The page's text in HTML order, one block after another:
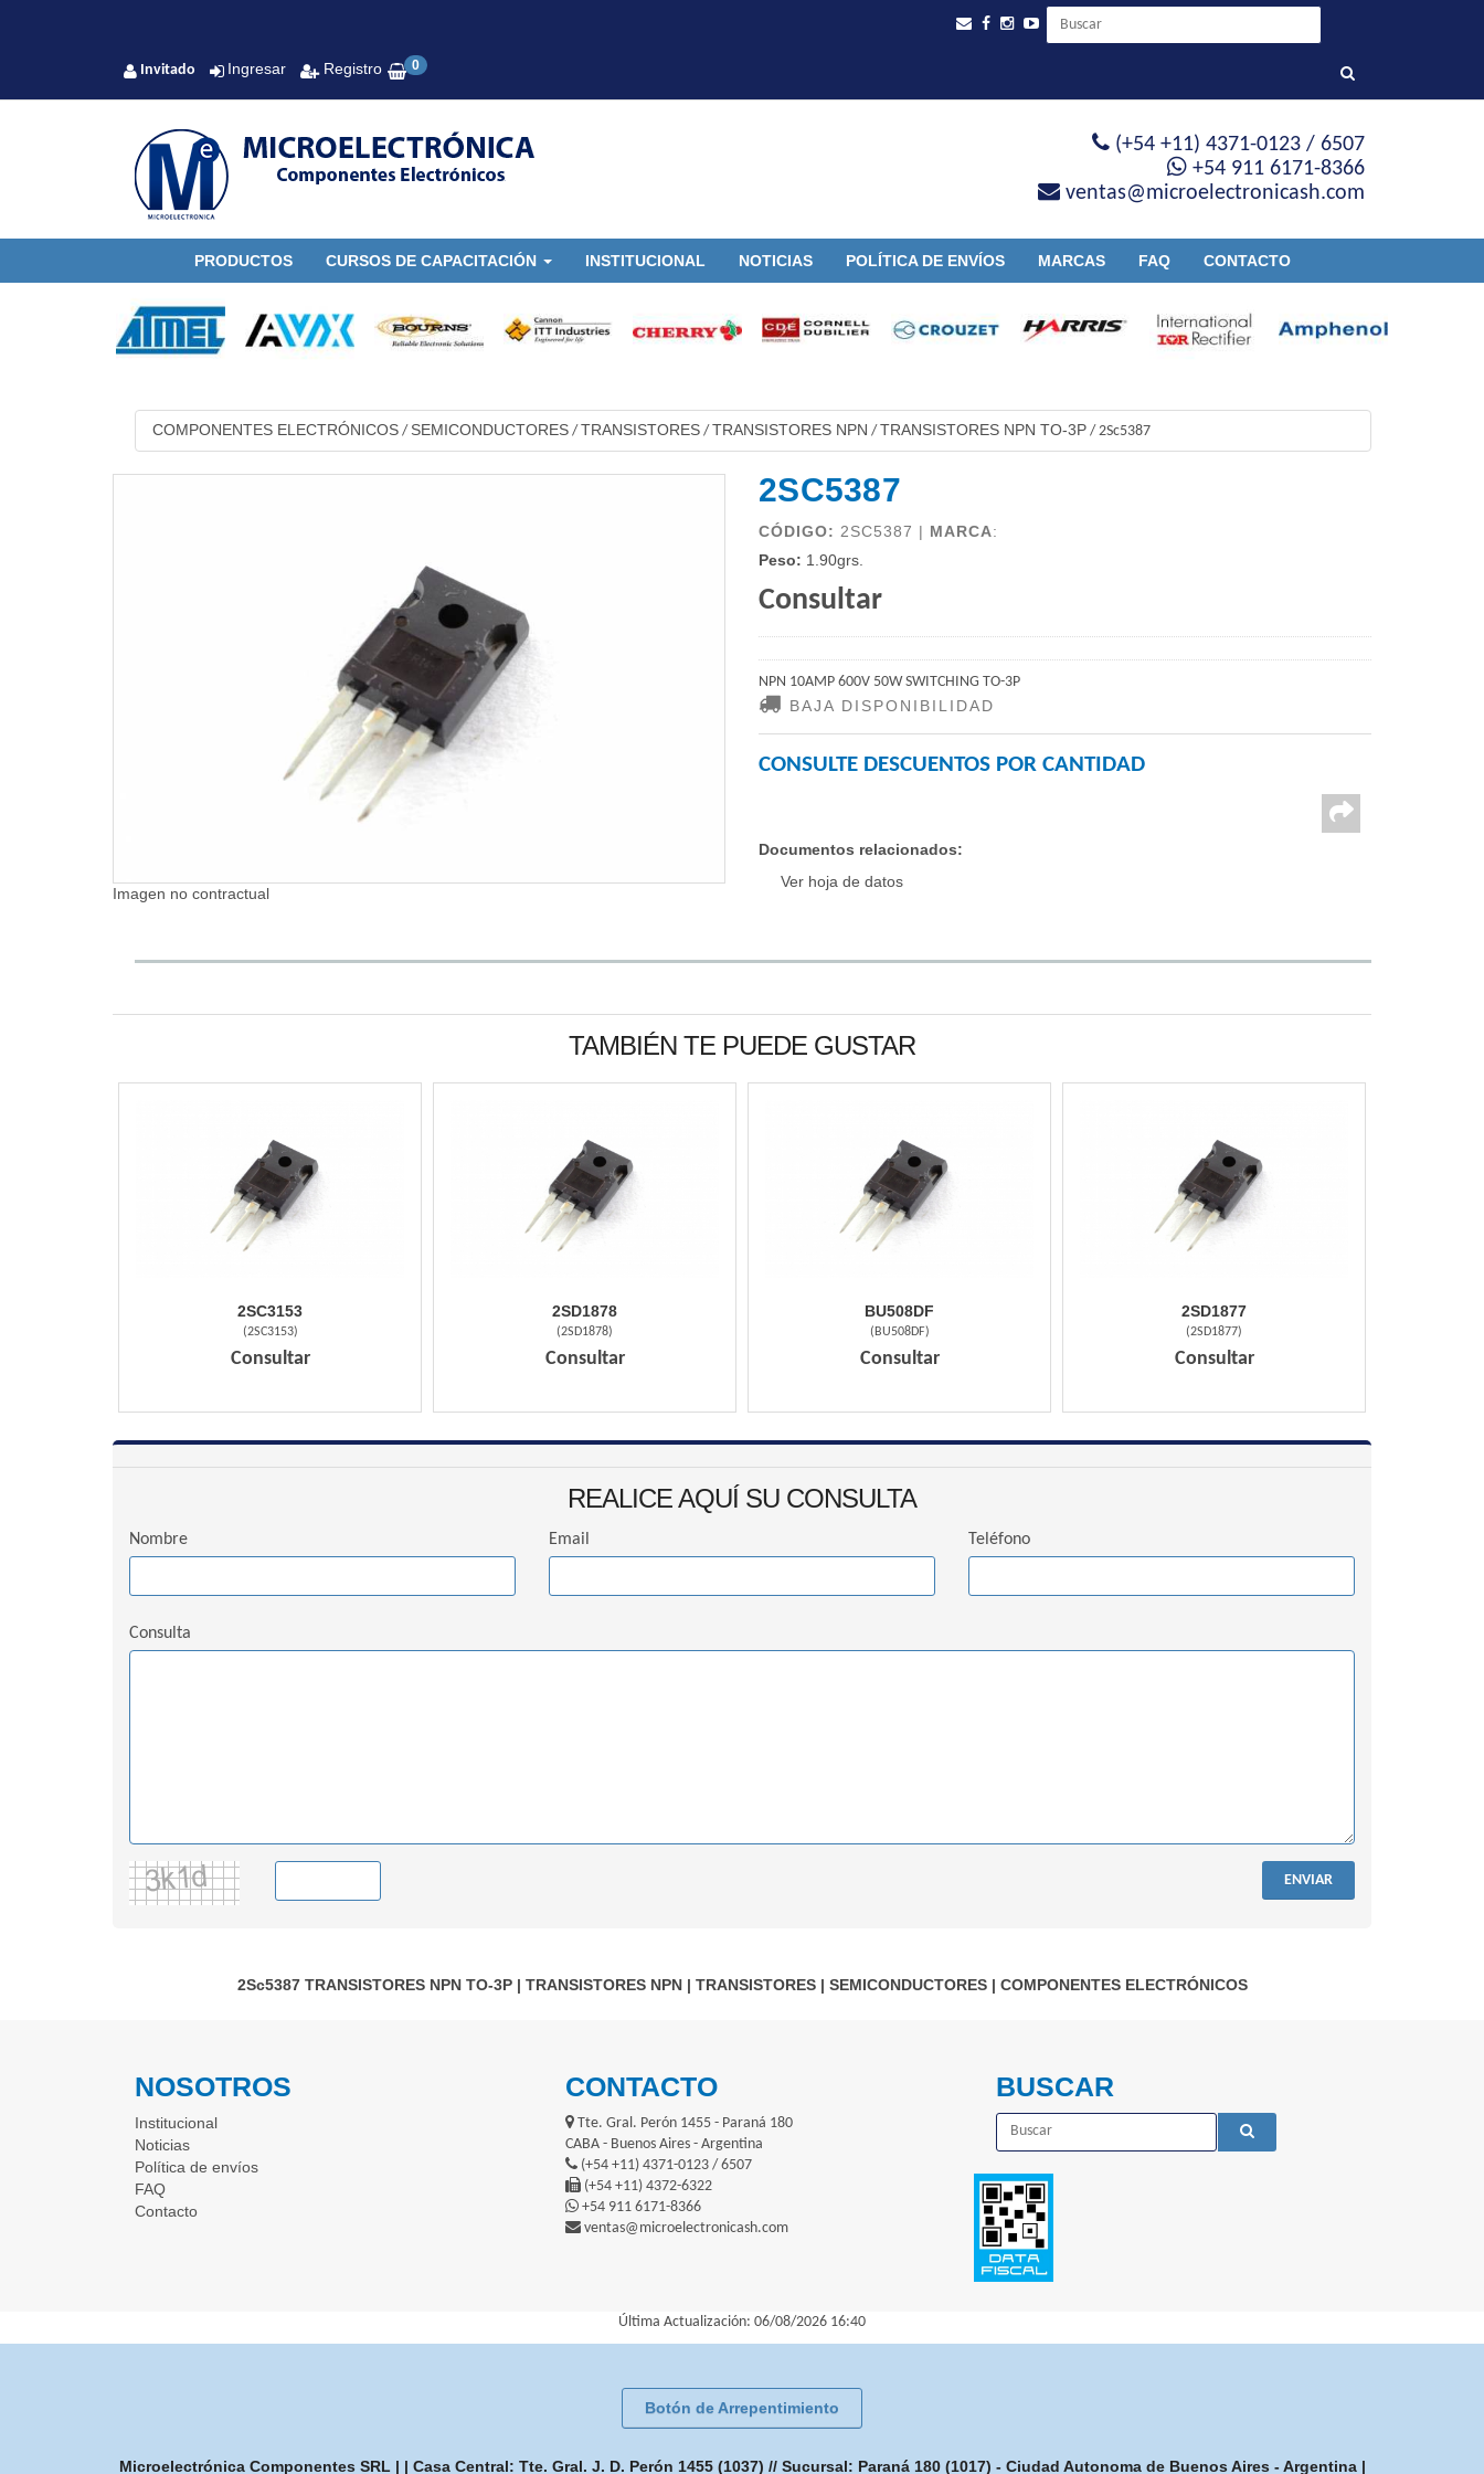
Invitado Ingresar Registro 0
PRODUCTOS CURSOS DE CAPACITACIÓN INSTITUCIONAL NOTICIAS POLÍTICA DE ENVÍOS MARCAS FAQ CONTACTO
(+54 +11) 4371-0123 / 6507
+54 911 6171-8366
ventas@microelectronicash.com
COMPONENTES ELECTRÓNICOS / SEMICONDUCTORES / TRANSISTORES / TRANSISTORES NPN / TRANSISTORES NPN TO-3P / 2Sc5387
Imagen no contractual
2SC5387
CÓDIGO: 2SC5387 | MARCA:
Peso: 1.90grs.
Consultar
NPN 10AMP 600V 50W SWITCHING TO-3P
BAJA DISPONIBILIDAD
CONSULTE DESCUENTOS POR CANTIDAD
Documentos relacionados:
Ver hoja de datos
TAMBIÉN TE PUEDE GUSTAR
2SC3153
(2SC3153)
Consultar
2SD1878
(2SD1878)
Consultar
BU508DF
( BU508DF)
Consultar
2SD1877
(2SD1877)
Consultar
REALICE AQUÍ SU CONSULTA
Nombre Email Teléfono
Consulta
ENVIAR
2Sc5387 TRANSISTORES NPN TO-3P| TRANSISTORES NPN| TRANSISTORES| SEMICONDUCTORES| COMPONENTES ELECTRÓNICOS
NOSOTROS
Institucional
Noticias
Política de envíos
FAQ
Contacto
CONTACTO
Tte. Gral. Perón 1455 - Paraná 180
CABA - Buenos Aires - Argentina
(+54 +11) 4371-0123 / 6507
(+54 +11) 4372-6322
+54 911 6171-8366
ventas@microelectronicash.com
BUSCAR
Última Actualización: 06/08/2026 16:40
Botón de Arrepentimiento
Microelectrónica Componentes SRL | | Casa Central: Tte. Gral. J. D. Perón 1455 (1037) // Sucursal: Paraná 180 (1017) - Ciudad Autonoma de Buenos Aires - Argentina |